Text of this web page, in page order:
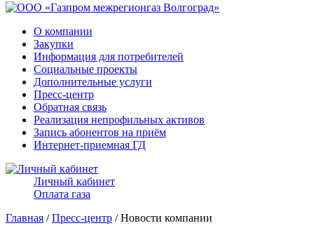
О компании
Закупки
Информация для потребителей
Социальные проекты
Дополнительные услуги
Пресс-центр
Обратная связь
Реализация непрофильных активов
Запись абонентов на приём
Интернет-приемная ГД
Личный кабинет
Оплата газа
Главная /Пресс-центр / Новости компании